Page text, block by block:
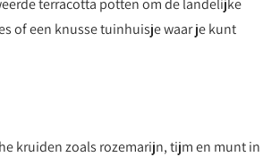
terracotta potten om de landelijke
of een knusse tuinhuisje waar je kunt
kruiden zoals rozemarijn, tijm en munt in